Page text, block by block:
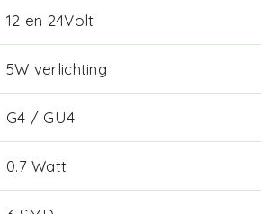
12 en 24Volt
5W verlichting
G4 / GU4
0.7 Watt